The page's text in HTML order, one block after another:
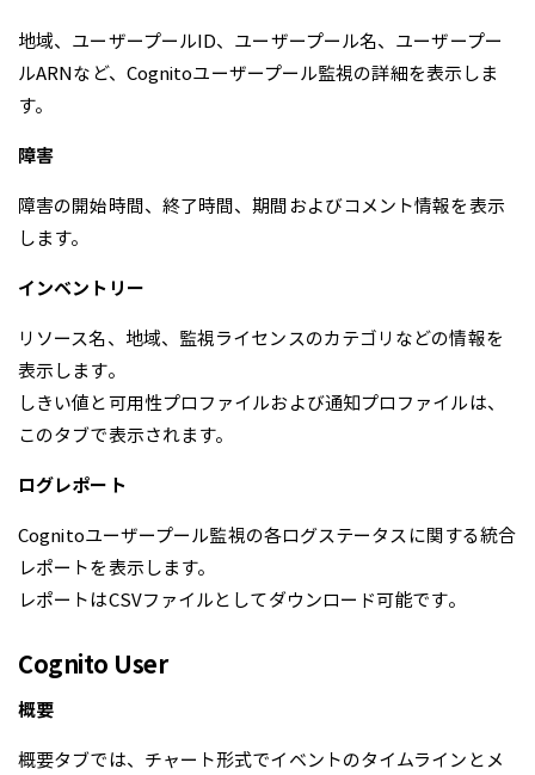
地域、ユーザープールID、ユーザープール名、ユーザープー
ルARNなど、Cognitoユーザープール監視の詳細を表示しま
す。
障害
障害の開始時間、終了時間、期間およびコメント情報を表示
します。
インベントリー
リソース名、地域、監視ライセンスのカテゴリなどの情報を
表示します。
しきい値と可用性プロファイルおよび通知プロファイルは、
このタブで表示されます。
ログレポート
Cognitoユーザープール監視の各ログステータスに関する統合
レポートを表示します。
レポートはCSVファイルとしてダウンロード可能です。
Cognito User
概要
概要タブでは、チャート形式でイベントのタイムラインとメ